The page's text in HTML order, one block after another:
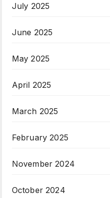
July 2025
June 2025
May 2025
April 2025
March 2025
February 2025
November 2024
October 2024